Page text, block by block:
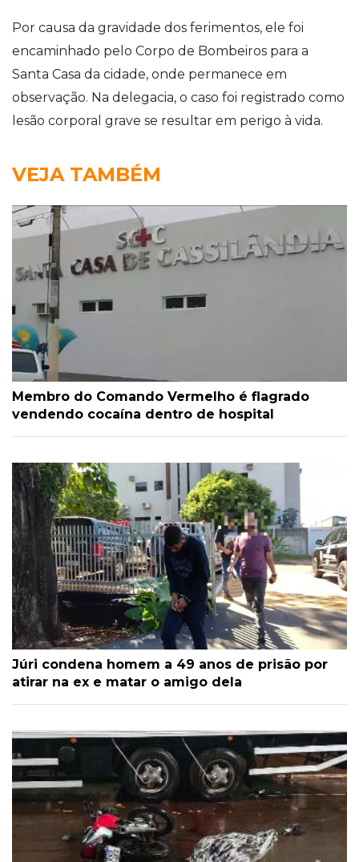
Por causa da gravidade dos ferimentos, ele foi
encaminhado pelo Corpo de Bombeiros para a
Santa Casa da cidade, onde permanece em
observação. Na delegacia, o caso foi registrado como
lesão corporal grave se resultar em perigo à vida.
VEJA TAMBÉM
Membro do Comando Vermelho é flagrado
vendendo cocaína dentro de hospital
Júri condena homem a 49 anos de prisão por
atirar na ex e matar o amigo dela